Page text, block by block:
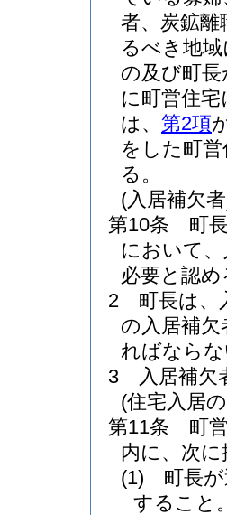
者、炭鉱離
るべき地
の及び町
に町営住
は、 第2項
をした町
る。
(入居補欠
第10条
町
において
必要と認
2
町長は、
の入居補
ればなら
3
入居補欠
(住宅入居
第11条
町
内に、次
(1)
町長
すること